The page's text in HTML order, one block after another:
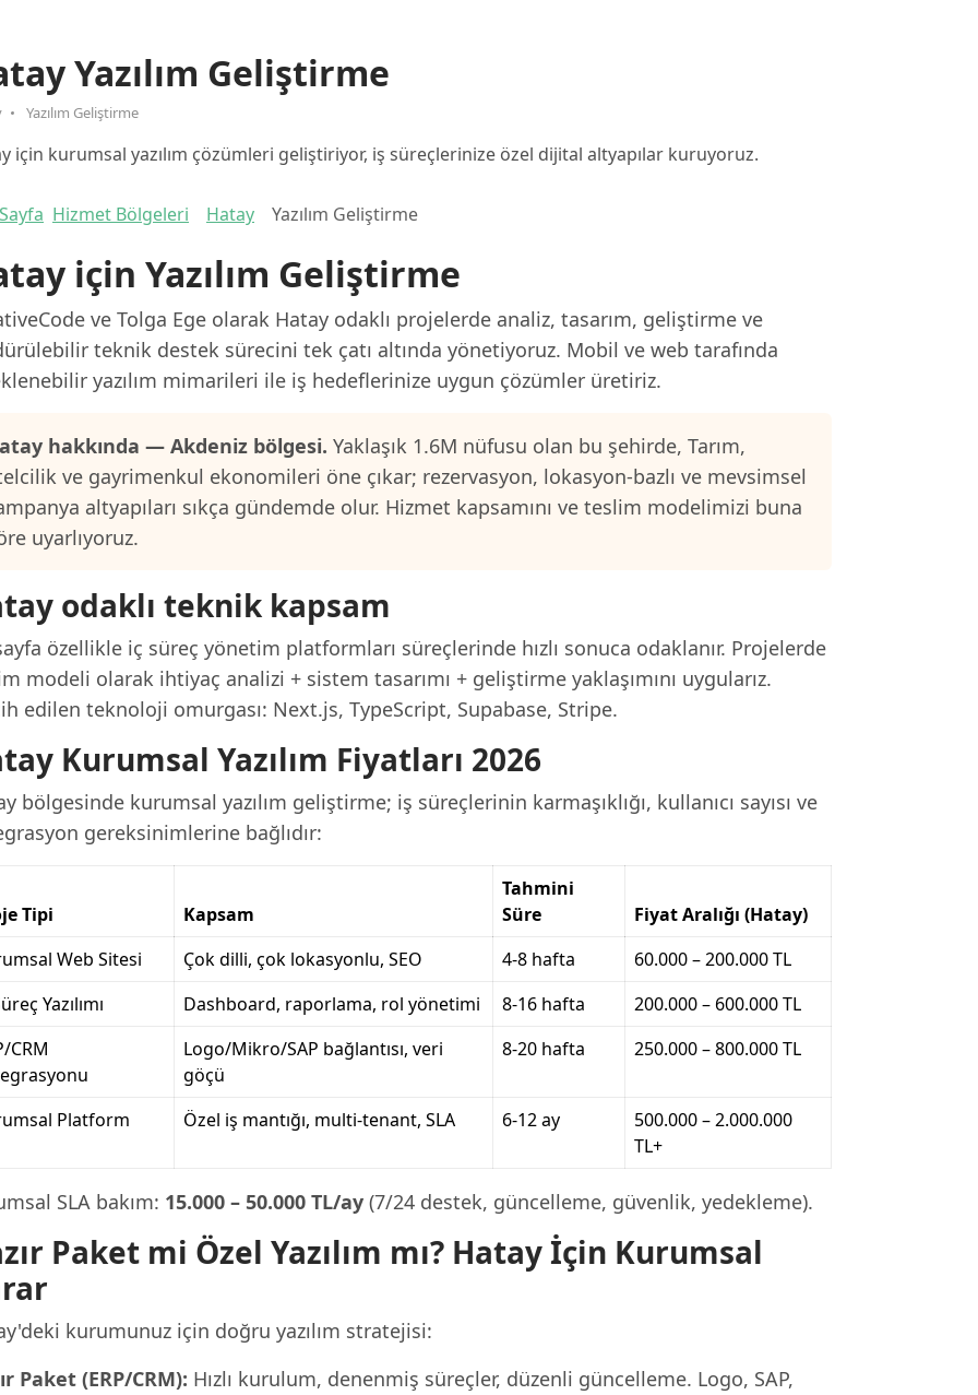
Yazılım Geliştirme
Yazılım Geliştirme
için kurumsal yazılım çözümleri geliştiriyor, iş süreçlerinize özel dijital altyapılar kuruyoruz.
Hizmet Bölgeleri Hatay Yazılım Geliştirme
için Yazılım Geliştirme
ve Tolga Ege olarak Hatay odaklı projelerde analiz, tasarım, geliştirme ve
teknik destek sürecini tek çatı altında yönetiyoruz. Mobil ve web tarafında
yazılım mimarileri ile iş hedeflerinize uygun çözümler üretiriz.
hakkında — Akdeniz bölgesi. Yaklaşık 1.6M nüfusu olan bu şehirde, Tarım,
ve gayrimenkul ekonomileri öne çıkar; rezervasyon, lokasyon-bazlı ve mevsimsel
altyapıları sıkça gündemde olur. Hizmet kapsamını ve teslim modelimizi buna
uyarlıyoruz.
odaklı teknik kapsam
özellikle iç süreç yönetim platformları süreçlerinde hızlı sonuca odaklanır. Projelerde
modeli olarak ihtiyaç analizi + sistem tasarımı + geliştirme yaklaşımını uygularız.
edilen teknoloji omurgası: Next.js, TypeScript, Supabase, Stripe.
Kurumsal Yazılım Fiyatları 2026
bölgesinde kurumsal yazılım geliştirme; iş süreçlerinin karmaşıklığı, kullanıcı sayısı ve
gereksinimlerine bağlıdır:
Tipi Kapsam
Tahmini
Süre
Fiyat Aralığı (Hatay)
Web Sitesi
Çok dilli, çok lokasyonlu, SEO 4-8 hafta
60.000 – 200.000 TL
Yazılımı
Dashboard, raporlama, rol yönetimi 8-16 hafta
200.000 – 600.000 TL
CRM
Logo/Mikro/SAP bağlantısı, veri
göçü
8-20 hafta 250.000 – 800.000 TL
Platform Özel iş mantığı, multi-tenant, SLA 6-12 ay
500.000 – 2.000.000
TL+
SLA bakım: 15.000 – 50.000 TL/ay (7/24 destek, güncelleme, güvenlik, yedekleme).
Paket mi Özel Yazılım mı? Hatay İçin Kurumsal
kurumunuz için doğru yazılım stratejisi:
Paket (ERP/CRM): Hızlı kurulum, denenmiş süreçler, düzenli güncelleme. Logo, SAP,